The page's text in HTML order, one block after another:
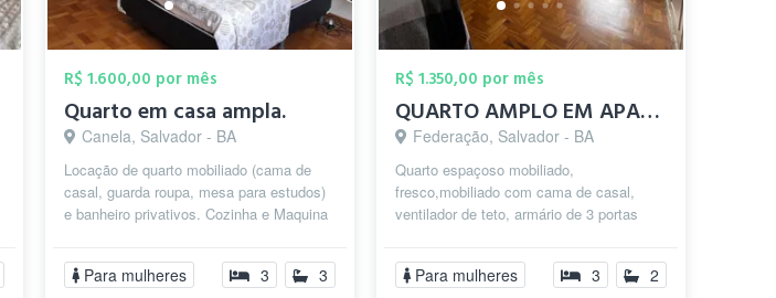
R$ 1.600,00 por mês
Quarto em casa ampla.
Canela, Salvador - BA
Locação de quarto mobiliado (cama de
casal, guarda roupa, mesa para estudos)
e banheiro privativos. Cozinha e Maquina
Para mulheres 3 3
R$ 1.350,00 por mês
QUARTO AMPLO EM APARTAMENTO MOBILIADO
Federação, Salvador - BA
Quarto espaçoso mobiliado,
fresco,mobiliado com cama de casal,
ventilador de teto, armário de 3 portas
grande (1...
Para mulheres 3 2